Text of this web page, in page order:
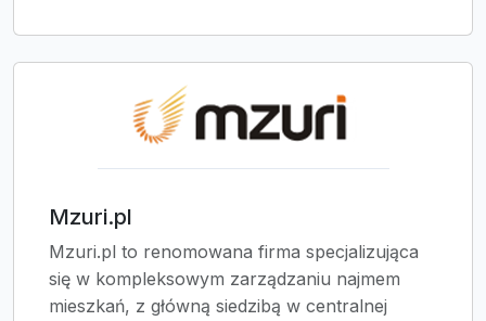
Mzuri.pl
Mzuri.pl to renomowana firma specjalizująca
się w kompleksowym zarządzaniu najmem
mieszkań, z główną siedzibą w centralnej